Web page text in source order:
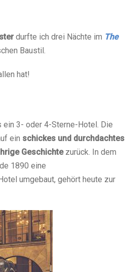
durfte ich drei Nächte im The
Baustil.
hat!
3- oder 4-Sterne-Hotel. Die
ein schickes und durchdachtes
Geschichtezurück. In dem
1890 eine
umgebaut, gehört heute zur